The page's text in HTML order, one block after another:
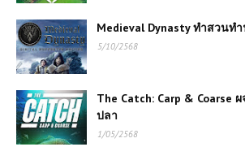
Medieval Dynasty ทำสวนท
5/10/2568
The Catch: Carp & Coarse
ปลา
1/05/2568